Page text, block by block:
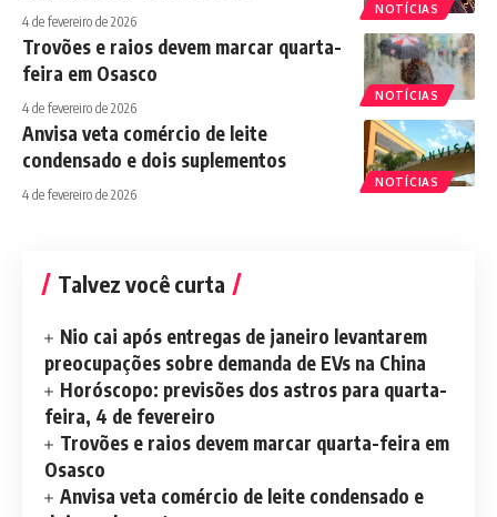
NOTÍCIAS
4 de fevereiro de 2026
NOTÍCIAS
Trovões e raios devem marcar quarta-
feira em Osasco
4 de fevereiro de 2026
NOTÍCIAS
Anvisa veta comércio de leite
condensado e dois suplementos
4 de fevereiro de 2026
Talvez você curta
Nio cai após entregas de janeiro levantarem
preocupações sobre demanda de EVs na China
Horóscopo: previsões dos astros para quarta-
feira, 4 de fevereiro
Trovões e raios devem marcar quarta-feira em
Osasco
Anvisa veta comércio de leite condensado e